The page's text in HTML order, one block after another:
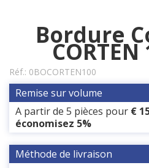
Bordure
Réf.: 0BOCORTEN100
Remise sur volume
A partir de 5 pièces pour €
économisez 5%
Méthode de livraison